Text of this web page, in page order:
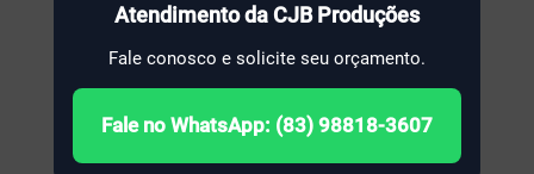
Atendimento da CJB Produções
Fale conosco e solicite seu orçamento.
Fale no WhatsApp: (83) 98818-3607